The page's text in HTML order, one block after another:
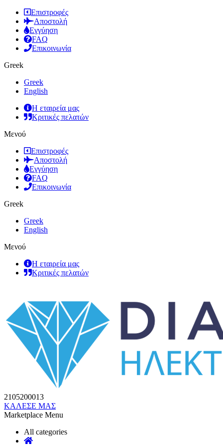
Επιστροφές
Αποστολή
Εγγύηση
FAQ
Επικοινωνία
Greek
Greek
English
Η εταιρεία μας
Κριτικές πελατών
Μενού
Επιστροφές
Αποστολή
Εγγύηση
FAQ
Επικοινωνία
Greek
Greek
English
Μενού
Η εταιρεία μας
Κριτικές πελατών
2105200013
ΚΑΛΕΣΕ ΜΑΣ
Marketplace Menu
All categories